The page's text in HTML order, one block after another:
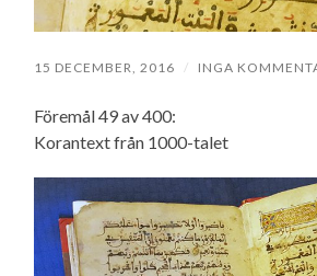
15 DECEMBER, 2016 / INGA
Föremål 49 av 400:
Korantext från 1000-talet